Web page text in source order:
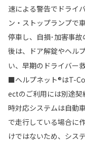
速による警告でドライ
ン・ストップランプで
停車し、自損･加害事
後は、ドア解錠やヘル
い、早期のドライバー
■ヘルプネット®はT-
ectのご利用には別途
時対応システムは自動
で走行している場合に
けではないため、シス